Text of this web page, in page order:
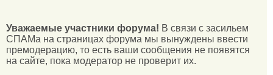
Уважаемые участники форума! В связи с засильем
СПАМа на страницах форума мы вынуждены ввести
премодерацию, то есть ваши сообщения не появятся
на сайте, пока модератор не проверит их.